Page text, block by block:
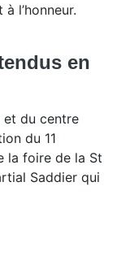
l’honneur.
en
et du centre
du 11
la foire de la St
Saddier qui